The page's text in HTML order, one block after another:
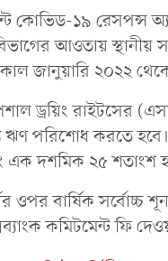
কোভিড-১৯ রেসপন্স
আওতায় স্থানীয়
জানুয়ারি ২০২২
ড্রয়িং রাইটসের
পরিশোধ করতে
এক দশমিক ২৫ শতাংশ
ওপর বার্ষিক সর্বোচ্চ
কমিটমেন্ট ফি